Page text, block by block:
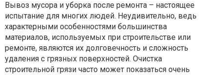
Вывоз мусора и уборка после ремонта – настоящее
испытание для многих людей. Неудивительно, ведь
характерными особенностями большинства
материалов, используемых при строительстве или
ремонте, являются их долговечность и сложность
удаления с грязных поверхностей. Очистка
строительной грязи часто может показаться очень